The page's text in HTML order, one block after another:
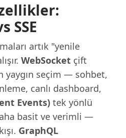
SSE
artık "yenile
WebSocket çift
yaygın seçim — sohbet,
canlı dashboard,
Events) tek yönlü
basit ve verimli —
GraphQL